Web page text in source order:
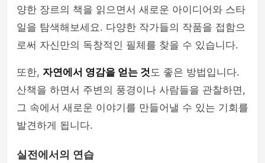
양한 장르의 책을 읽으면서 새로운 아이디어와 스타
일을 탐색해보세요. 다양한 작가들의 작품을 접함으
로써 자신만의 독창적인 필체를 찾을 수 있습니다.
또한, 자연에서 영감을 얻는 것도 좋은 방법입니다.
산책을 하면서 주변의 풍경이나 사람들을 관찰하면,
그 속에서 새로운 이야기를 만들어낼 수 있는 기회를
발견하게 됩니다.
실전에서의 연습